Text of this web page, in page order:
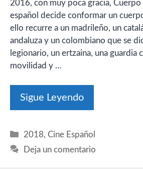
2016, con muy poca gracia,
español decide conformar un
ello recurre a un madrileño, un
andaluza y un colombiano que se
legionario, un ertzaina, una guardia
movilidad y …
Sigue Leyendo
Categorías
2018,Cine Español
Deja un comentario